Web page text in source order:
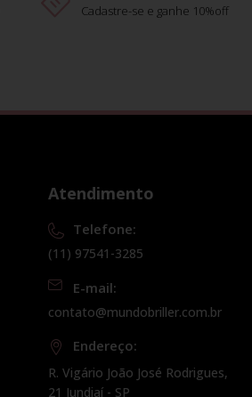
Cadastre-se e ganhe 10%off
Atendimento
Telefone:
(11) 97541-3285
E-mail:
contato@mundobriller.com.br
Endereço:
R. Vigário João José Rodrigues,
21 Jundiaí - SP